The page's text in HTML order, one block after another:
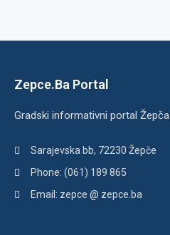
Zepce.Ba Portal
Gradski informativni portal Žepča
Sarajevska bb, 72230 Žepče
Phone: (061) 189 865
Email: zepce @ zepce.ba